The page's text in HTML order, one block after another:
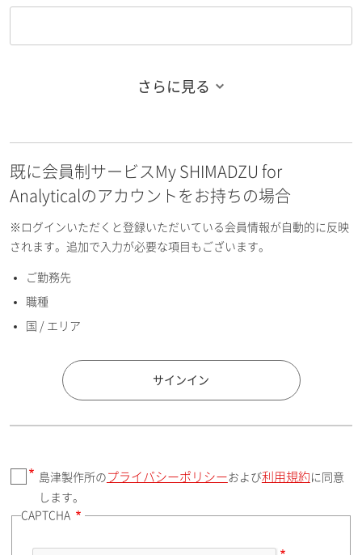
お名前フリガナ（名）
E-mailアドレス（半角英数）
国 / エリア
郵便番号（勤務先）
さらに見る
既に会員制サービスMy SHIMADZU for
Analyticalのアカウントをお持ちの場合
※ログインいただくと登録いただいている会員情報が自動的に反映
されます。追加で入力が必要な項目もございます。
ご勤務先
職種
国 / エリア
サインイン
島津製作所の プライバシーポリシー および利用規約 に同意
します。
CAPTCHA